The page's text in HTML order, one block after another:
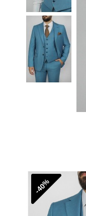
-40%